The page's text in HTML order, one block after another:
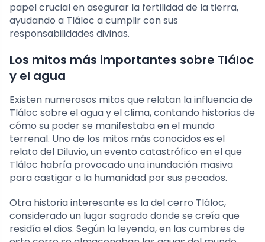
papel crucial en asegurar la fertilidad de la tierra,
ayudando a Tláloc a cumplir con sus
responsabilidades divinas.
Los mitos más importantes sobre Tláloc
y el agua
Existen numerosos mitos que relatan la influencia de
Tláloc sobre el agua y el clima, contando historias de
cómo su poder se manifestaba en el mundo
terrenal. Uno de los mitos más conocidos es el
relato del Diluvio, un evento catastrófico en el que
Tláloc habría provocado una inundación masiva
para castigar a la humanidad por sus pecados.
Otra historia interesante es la del cerro Tláloc,
considerado un lugar sagrado donde se creía que
residía el dios. Según la leyenda, en las cumbres de